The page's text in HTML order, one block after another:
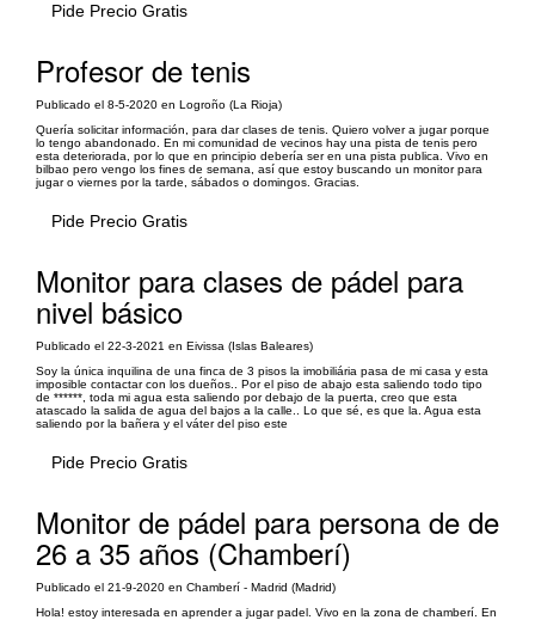
Pide Precio Gratis
Profesor de tenis
Publicado el 8-5-2020 en Logroño (La Rioja)
Quería solicitar información, para dar clases de tenis. Quiero volver a jugar porque
lo tengo abandonado. En mi comunidad de vecinos hay una pista de tenis pero
esta deteriorada, por lo que en principio debería ser en una pista publica. Vivo en
bilbao pero vengo los fines de semana, así que estoy buscando un monitor para
jugar o viernes por la tarde, sábados o domingos. Gracias.
Pide Precio Gratis
Monitor para clases de pádel para
nivel básico
Publicado el 22-3-2021 en Eivissa (Islas Baleares)
Soy la única inquilina de una finca de 3 pisos la imobiliária pasa de mi casa y esta
imposible contactar con los dueños.. Por el piso de abajo esta saliendo todo tipo
de ******, toda mi agua esta saliendo por debajo de la puerta, creo que esta
atascado la salida de agua del bajos a la calle.. Lo que sé, es que la. Agua esta
saliendo por la bañera y el váter del piso este
Pide Precio Gratis
Monitor de pádel para persona de de
26 a 35 años (Chamberí)
Publicado el 21-9-2020 en Chamberí - Madrid (Madrid)
Hola! estoy interesada en aprender a jugar padel. Vivo en la zona de chamberí. En